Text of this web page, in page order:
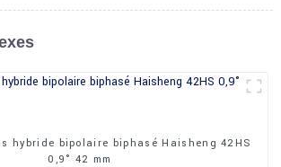
hybride bipolaire biphasé Haisheng 42HS
0,9° 42 mm